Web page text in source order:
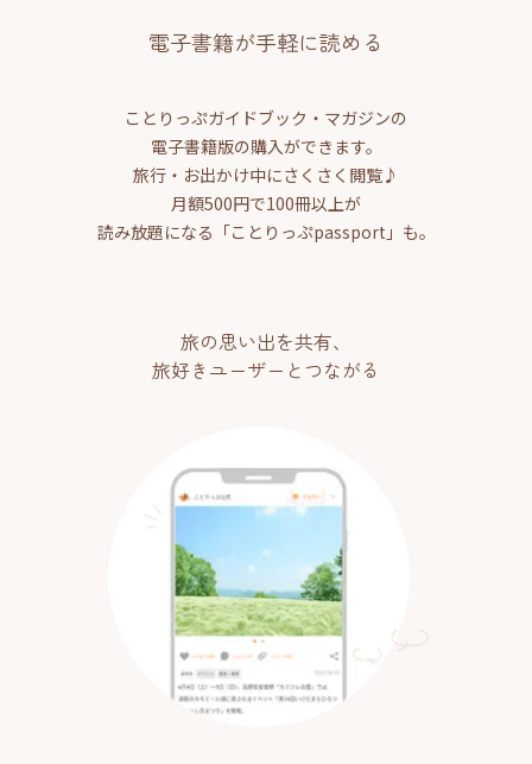
電子書籍が手軽に読める
ことりっぷガイドブック・マガジンの
電子書籍版の購入ができます。
旅行・お出かけ中にさくさく閲覧♪
月額500円で100冊以上が
読み放題になる「ことりっぷpassport」も。
旅の思い出を共有、
旅好きユーザーとつながる